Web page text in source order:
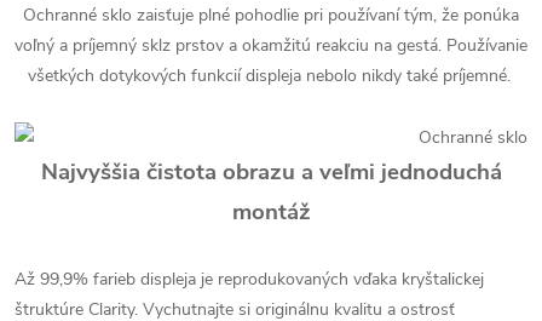
Ochranné sklo zaisťuje plné pohodlie pri používaní tým, že ponúka
voľný a príjemný sklz prstov a okamžitú reakciu na gestá. Používanie
všetkých dotykových funkcií displeja nebolo nikdy také príjemné.
Najvyššia čistota obrazu a veľmi jednoduchá
montáž
Až 99,9% farieb displeja je reprodukovaných vďaka kryštalickej
štruktúre Clarity. Vychutnajte si originálnu kvalitu a ostrosť